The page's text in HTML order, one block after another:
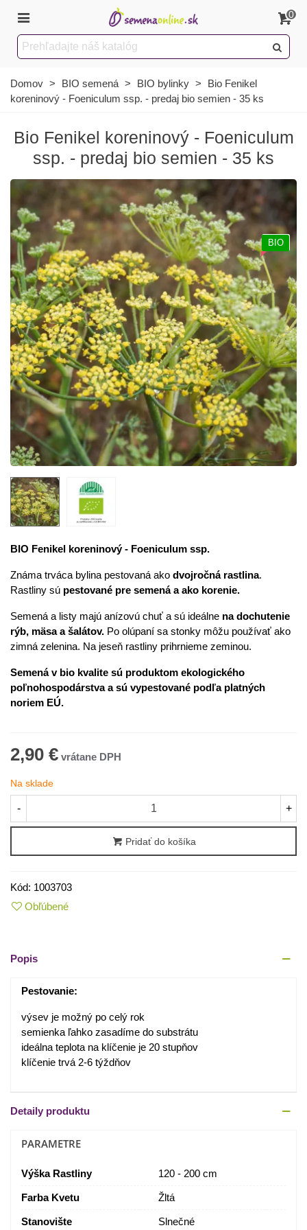
0
Domov > BIO semená > BIO bylinky >
Bio Fenikel
koreninový - Foeniculum ssp. - predaj bio semien - 35 ks
Bio Fenikel koreninový - Foeniculum
ssp. - predaj bio semien - 35 ks
BIO
BIO Fenikel koreninový - Foeniculum ssp.
Známa trváca bylina pestovaná ako dvojročná rastlina.
Rastliny sú pestované pre semená a ako korenie.
Semená a listy majú anízovú chuť a sú ideálne na dochutenie
rýb, mäsa a šalátov. Po olúpaní sa stonky môžu používať ako
zimná zelenina. Na jeseň rastliny prihrnieme zeminou.
Semená v bio kvalite sú produktom ekologického
poľnohospodárstva a sú vypestované podľa platných
noriem EÚ.
2,90 €
Na sklade
- +
Pridať do košíka
Kód: 1003703
Obľúbené
Popis
Pestovanie:
výsev je možný po celý rok
semienka ľahko zasadíme do substrátu
ideálna teplota na klíčenie je 20 stupňov
klíčenie trvá 2-6 týždňov
Detaily produktu
PARAMETRE
Výška Rastliny 120 - 200 cm
Farba Kvetu Žltá
Stanovište Slnečné